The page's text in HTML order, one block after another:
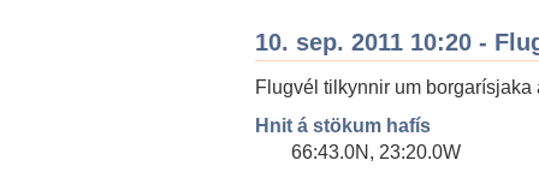
10. sep. 2011 10:20 -
Flugvél tilkynnir um borgarísjaka
Hnit á stökum hafís
66:43.0N, 23:20.0W